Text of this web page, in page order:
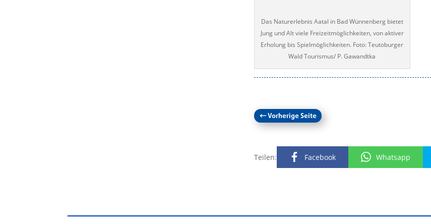
Das Naturerlebnis Aatal in Bad Wünnenberg bietet
Jung und Alt viele Freizeitmöglichkeiten, von aktiver
Erholung bis Spielmöglichkeiten. Foto: Teutoburger
Wald Tourismus/ P. Gawandtka
←Vorherige Seite
Teilen: Facebook Whatsapp